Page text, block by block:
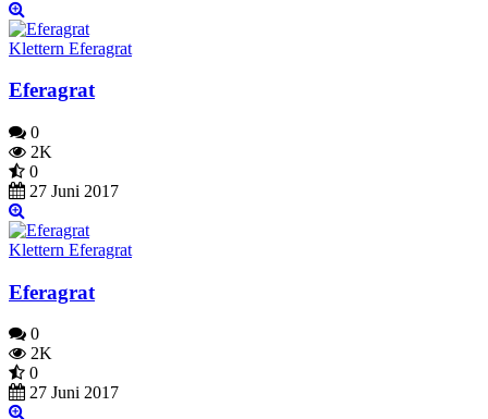
Klettern Eferagrat
Eferagrat
0
2K
0
27 Juni 2017
Klettern Eferagrat
Eferagrat
0
2K
0
27 Juni 2017